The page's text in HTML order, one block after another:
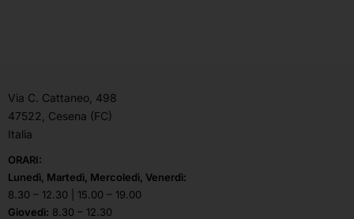
Via C. Cattaneo, 498
47522, Cesena (FC)
Italia
ORARI:
Lunedì, Martedì, Mercoledì, Venerdì:
8.30 – 12.30 | 15.00 – 19.00
Giovedì: 8.30 – 12.30